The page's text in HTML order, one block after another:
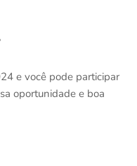
e você pode participar
oportunidade e boa